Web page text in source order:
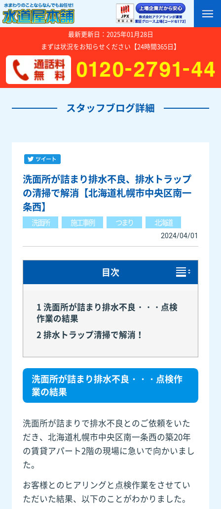
最新更新日：2025年01月28日
まずは状況をお知らせください【24時間365日】
スタッフブログ詳細
洗面所が詰まり排水不良、排水トラップ
の清掃で解消【北海道札幌市中央区南一
条西】
洗面所 施工事例 つまり 北海道
2024/04/01
目次
1 洗面所が詰まり排水不良・・・点検
作業の結果
2 排水トラップ清掃で解消！
洗面所が詰まり排水不良・・・点検作
業の結果
洗面所が詰まりで排水不良とのご依頼をいた
だき、北海道札幌市中央区南一条西の築20年
の賃貸アパート2階の現場に急いで向かいまし
た。
お客様とのヒアリングと点検作業をさせてい
ただいた結果、以下のことがわかりました。